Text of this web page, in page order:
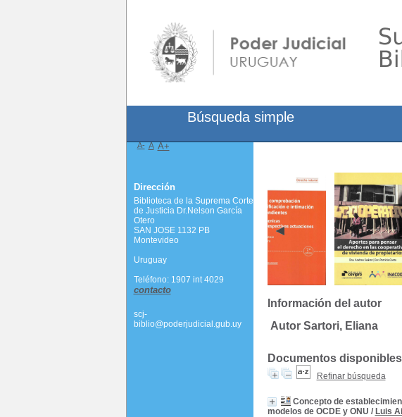
Información del autor
Autor Sartori, Eliana
Documentos
Refinar búsqueda
Concepto de
modelos de OCDE y ONU / Luis
Búsqueda simple
A- A A+
Dirección
Biblioteca de la Suprema Corte
de Justicia Dr.Nelson García
Otero
SAN JOSE 1132 PB
Montevideo
Uruguay
Teléfono: 1907 int 4029
contacto
scj-
biblio@poderjudicial.gub.uy